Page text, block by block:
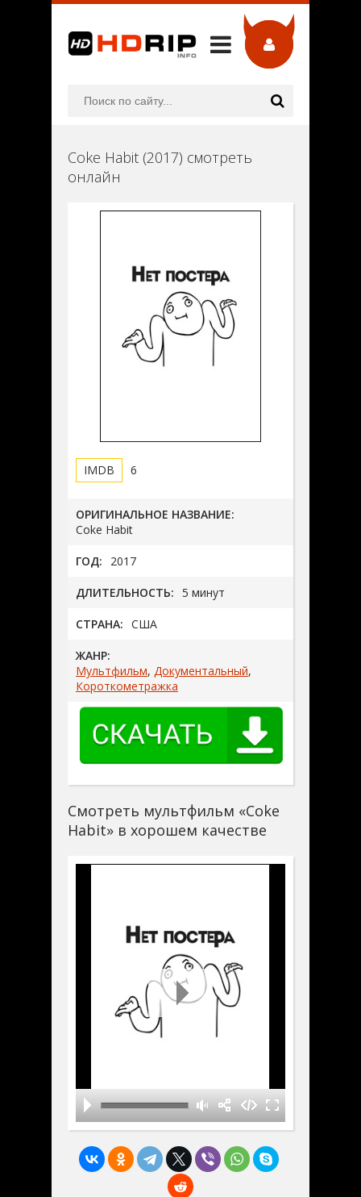
Coke Habit (2017) смотреть
онлайн
6
ОРИГИНАЛЬНОЕ НАЗВАНИЕ:
Coke Habit
ГОД: 2017
ДЛИТЕЛЬНОСТЬ: 5 минут
СТРАНА: США
ЖАНР:
Мультфильм, Документальный,
Короткометражка
Смотреть мультфильм «Coke
Habit» в хорошем качестве